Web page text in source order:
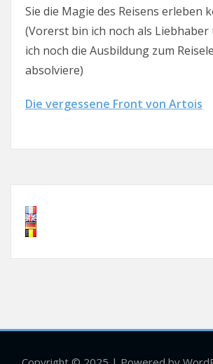
Sie die Magie des Reisens erleben
(Vorerst bin ich noch als Liebhaber
ich noch die Ausbildung zum
absolviere)
Die vergessene Front von Artois